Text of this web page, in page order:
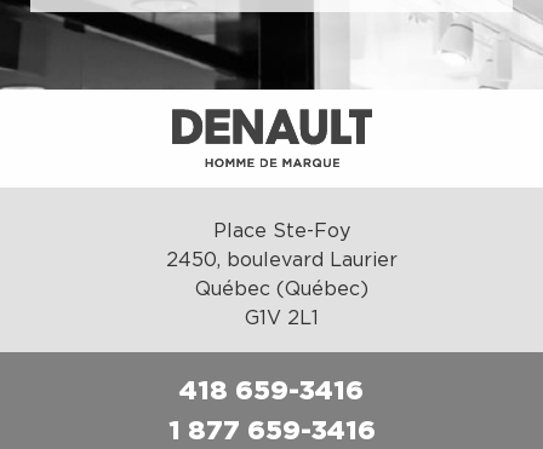
Place Ste-Foy
2450, boulevard Laurier
Québec (Québec)
G1V 2L1
418 659-3416
1 877 659-3416